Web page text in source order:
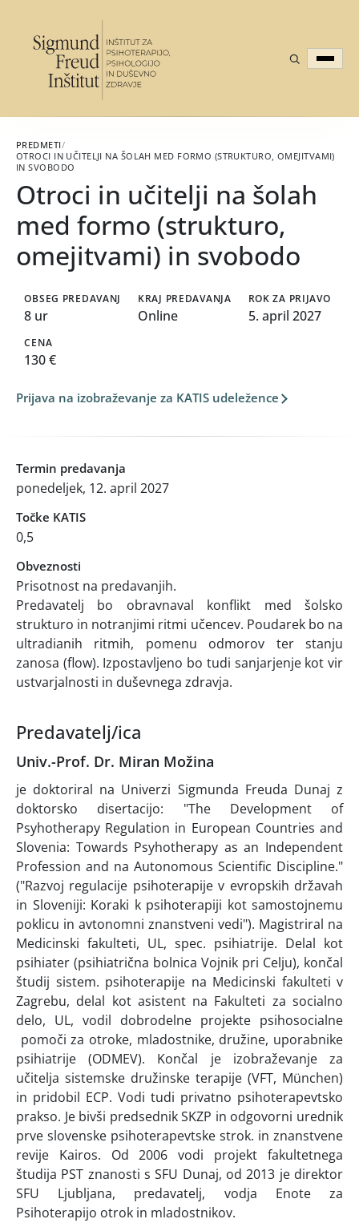
PREDMETI/
OTROCI IN UČITELJI NA ŠOLAH MED FORMO (STRUKTURO, OMEJITVAMI)
IN SVOBODO
Otroci in učitelji na šolah
med formo (strukturo,
omejitvami) in svobodo
OBSEG PREDAVANJ
8 ur
KRAJ PREDAVANJA
Online
ROK ZA PRIJAVO
5. april 2027
CENA
130 €
Prijava na izobraževanje za KATIS udeležence
Termin predavanja
ponedeljek, 12. april 2027
Točke KATIS
0,5
Obveznosti
Prisotnost na predavanjih.
Predavatelj bo obravnaval konflikt med šolsko
strukturo in notranjimi ritmi učencev. Poudarek bo na
ultradianih ritmih, pomenu odmorov ter stanju
zanosa (flow). Izpostavljeno bo tudi sanjarjenje kot vir
ustvarjalnosti in duševnega zdravja.
Predavatelj/ica
Univ.-Prof. Dr. Miran Možina
je doktoriral na Univerzi Sigmunda Freuda Dunaj z
doktorsko disertacijo: "The Development of
Psyhotherapy Regulation in European Countries and
Slovenia: Towards Psyhotherapy as an Independent
Profession and na Autonomous Scientific Discipline."
("Razvoj regulacije psihoterapije v evropskih državah
in Sloveniji: Koraki k psihoterapiji kot samostojnemu
poklicu in avtonomni znanstveni vedi"). Magistriral na
Medicinski fakulteti, UL, spec. psihiatrije. Delal kot
psihiater (psihiatrična bolnica Vojnik pri Celju), končal
študij sistem. psihoterapije na Medicinski fakulteti v
Zagrebu, delal kot asistent na Fakulteti za socialno
delo, UL, vodil dobrodelne projekte psihosocialne
pomoči za otroke, mladostnike, družine, uporabnike
psihiatrije (ODMEV). Končal je izobraževanje za
učitelja sistemske družinske terapije (VFT, München)
in pridobil ECP. Vodi tudi privatno psihoterapevtsko
prakso. Je bivši predsednik SKZP in odgovorni urednik
prve slovenske psihoterapevtske strok. in znanstvene
revije Kairos. Od 2006 vodi projekt fakultetnega
študija PST znanosti s SFU Dunaj, od 2013 je direktor
SFU Ljubljana, predavatelj, vodja Enote za
Psihoterapijo otrok in mladostnikov.